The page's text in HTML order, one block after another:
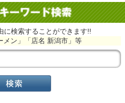
に検索することができます!!
メン」「店名 新潟市」等